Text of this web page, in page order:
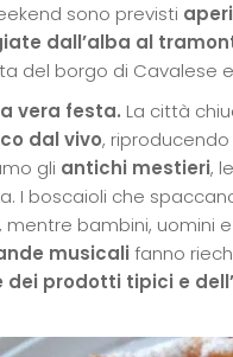
sono previsti
dall’alba al
del borgo di Cavalese
vera festa. La città
dal vivo,
gli antichi mestieri,
I boscaioli che
mentre bambini,
musicali fanno
dei prodotti tipici e